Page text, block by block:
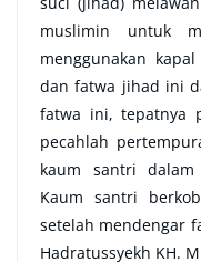
muslimin untuk
menggunakan
dan fatwa jihad ini
fatwa ini, tepatnya
pecahlah
kaum santri
Kaum santri
setelah mendengar
Hadratussyekh KH.